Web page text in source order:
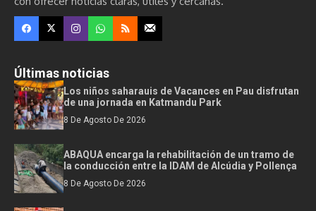
Últimas noticias
Los niños saharauis de Vacances en Pau disfrutan
de una jornada en Katmandu Park
8 De Agosto De 2026
ABAQUA encarga la rehabilitación de un tramo de
la conducción entre la IDAM de Alcúdia y Pollença
8 De Agosto De 2026